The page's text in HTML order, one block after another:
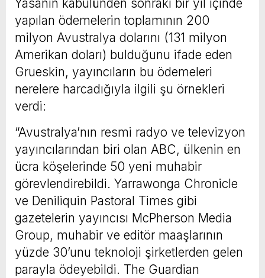
Yasanın kabulünden sonraki bir yıl içinde
yapılan ödemelerin toplamının 200
milyon Avustralya dolarını (131 milyon
Amerikan doları) bulduğunu ifade eden
Grueskin, yayıncıların bu ödemeleri
nerelere harcadığıyla ilgili şu örnekleri
verdi:
“Avustralya’nın resmi radyo ve televizyon
yayıncılarından biri olan ABC, ülkenin en
ücra köşelerinde 50 yeni muhabir
görevlendirebildi. Yarrawonga Chronicle
ve Deniliquin Pastoral Times gibi
gazetelerin yayıncısı McPherson Media
Group, muhabir ve editör maaşlarının
yüzde 30’unu teknoloji şirketlerden gelen
parayla ödeyebildi. The Guardian